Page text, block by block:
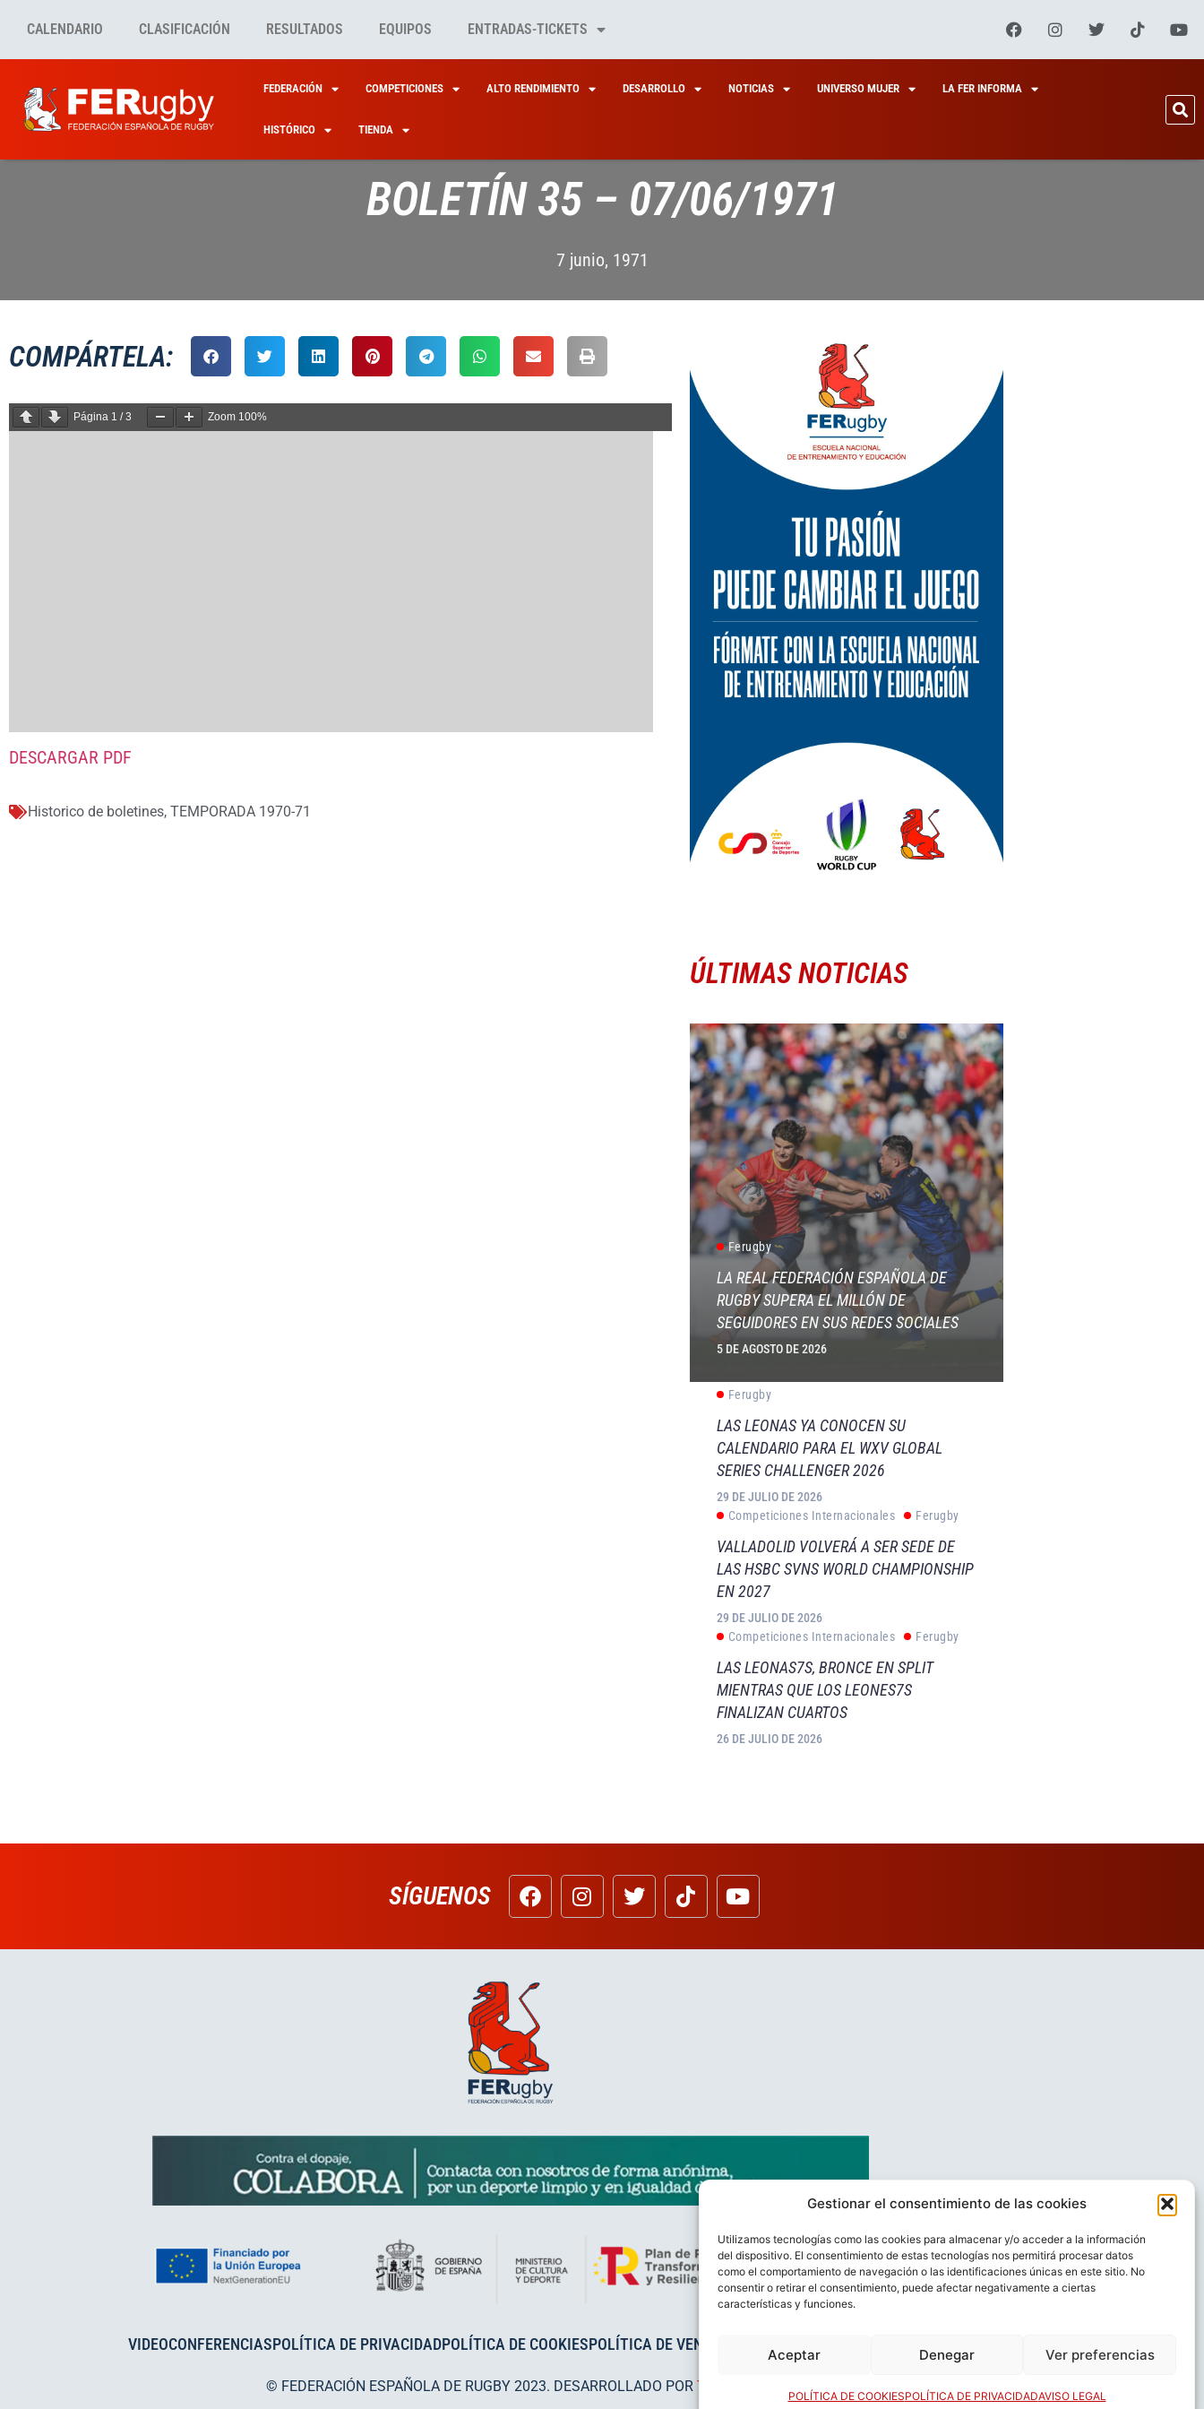
Gestionar el consentimiento de las cookies
Utilizamos tecnologías como las cookies para almacenar y/o acceder a la información
del dispositivo. El consentimiento de estas tecnologías nos permitirá procesar datos
como el comportamiento de navegación o las identificaciones únicas en este sitio. No
consentir o retirar el consentimiento, puede afectar negativamente a ciertas
características y funciones.
Aceptar Denegar Ver preferencias
POLÍTICA DE COOKIESPOLÍTICA DE PRIVACIDADAVISO LEGAL
CALENDARIO CLASIFICACIÓN RESULTADOS EQUIPOS ENTRADAS-TICKETS
FEDERACIÓN COMPETICIONES ALTO RENDIMIENTO DESARROLLO NOTICIAS UNIVERSO MUJER LA FER INFORMA
HISTÓRICO TIENDA
BOLETÍN 35 – 07/06/1971
7 junio, 1971
COMPÁRTELA:
Página 1 /3 Zoom 100%
DESCARGAR PDF
Historico de boletines, TEMPORADA 1970-71
ÚLTIMAS NOTICIAS
Ferugby
LA REAL FEDERACIÓN ESPAÑOLA DE
RUGBY SUPERA EL MILLÓN DE
SEGUIDORES EN SUS REDES SOCIALES
5 DE AGOSTO DE 2026
Ferugby
LAS LEONAS YA CONOCEN SU
CALENDARIO PARA EL WXV GLOBAL
SERIES CHALLENGER 2026
29 DE JULIO DE 2026
Competiciones Internacionales
Ferugby
VALLADOLID VOLVERÁ A SER SEDE DE
LAS HSBC SVNS WORLD CHAMPIONSHIP
EN 2027
29 DE JULIO DE 2026
Competiciones Internacionales
Ferugby
LAS LEONAS7S, BRONCE EN SPLIT
MIENTRAS QUE LOS LEONES7S
FINALIZAN CUARTOS
26 DE JULIO DE 2026
SÍGUENOS
VIDEOCONFERENCIASPOLÍTICA DE PRIVACIDADPOLÍTICA DE COOKIESPOLÍTICA DE VENTAS
© FEDERACIÓN ESPAÑOLA DE RUGBY 2023. DESARROLLADO POR TOOOLS